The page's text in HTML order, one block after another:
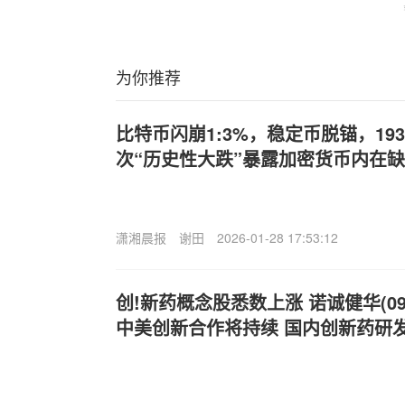
为你推荐
比特币闪崩1:3%，稳定币脱锚，
次“历史性大跌”暴露加密货币内在
潇湘晨报 谢田 2026-01-28 17:53:12
创!新药概念股悉数上涨 诺诚健华
中美创新合作将持续 国内创新药研